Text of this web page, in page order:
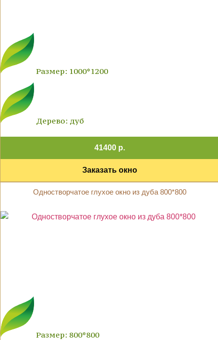
Размер: 1000*1200
Дерево: дуб
41400 р.
Заказать окно
Одностворчатое глухое окно из дуба 800*800
Размер: 800*800